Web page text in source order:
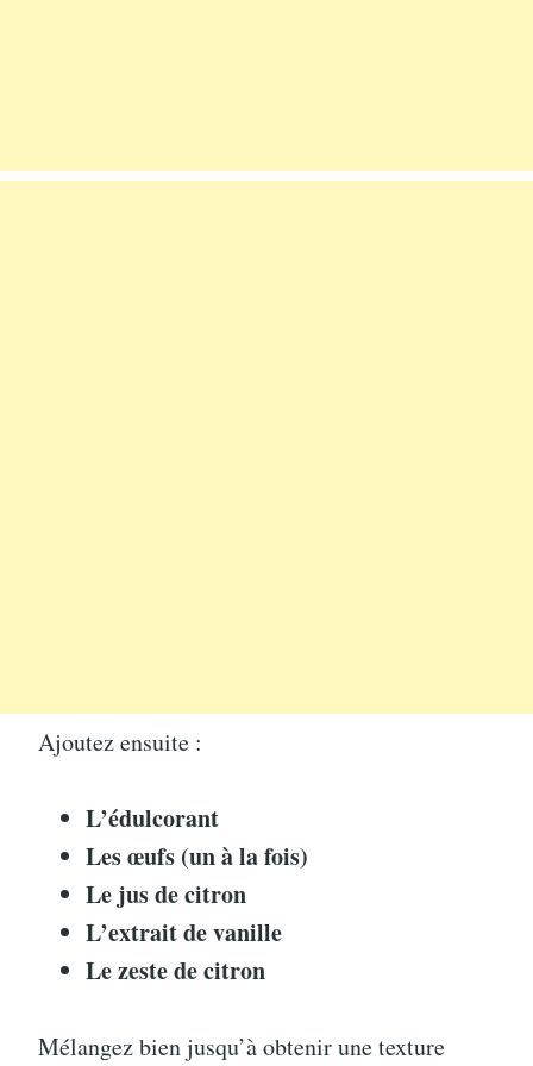
Ajoutez ensuite :
L’édulcorant
Les œufs (un à la fois)
Le jus de citron
L’extrait de vanille
Le zeste de citron
Mélangez bien jusqu’à obtenir une texture